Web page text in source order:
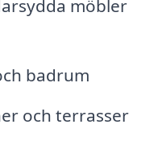
möbler
badrum
och terrasser